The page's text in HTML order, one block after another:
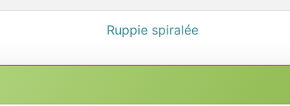
Ruppie spiralée